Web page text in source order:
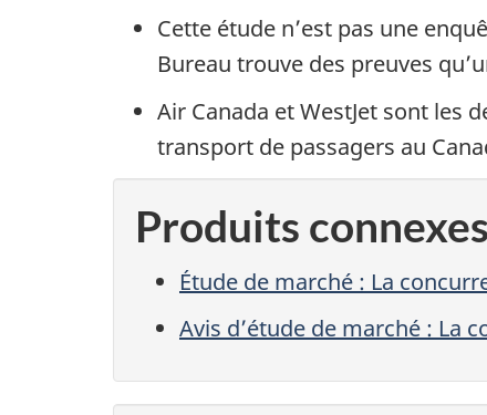
Cette étude n’est pas une
Bureau trouve des preuves
Air Canada etWestJet sont les
transport de passagers au
Produits connexes
Étude de marché : La
Avis d’étude de marché : La